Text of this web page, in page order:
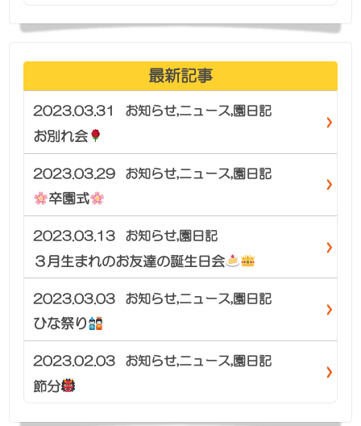
最新記事
2023.03.31 お知らせ,ニュース,園日記
お別れ会
2023.03.29 お知らせ,ニュース,園日記
卒園式
2023.03.13 お知らせ,園日記
３月生まれのお友達の誕生日会
2023.03.03 お知らせ,ニュース,園日記
ひな祭り
2023.02.03 お知らせ,ニュース,園日記
節分